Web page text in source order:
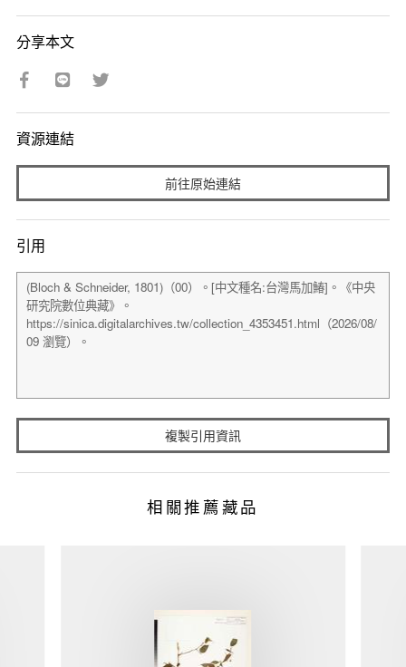
分享本文
資源連結
前往原始連結
引用
複製引用資訊
相關推薦藏品